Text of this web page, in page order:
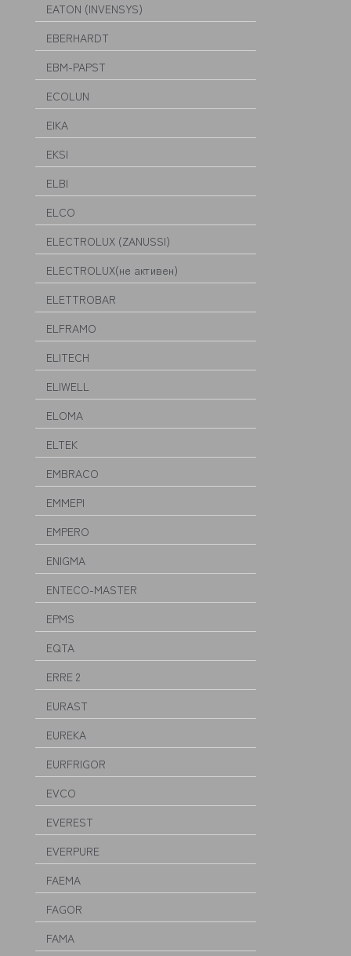
EATON (INVENSYS)
EBERHARDT
EBM-PAPST
ECOLUN
EIKA
EKSI
ELBI
ELCO
ELECTROLUX (ZANUSSI)
ELECTROLUX(не активен)
ELETTROBAR
ELFRAMO
ELITECH
ELIWELL
ELOMA
ELTEK
EMBRACO
EMMEPI
EMPERO
ENIGMA
ENTECO-MASTER
EPMS
EQTA
ERRE 2
EURAST
EUREKA
EURFRIGOR
EVCO
EVEREST
EVERPURE
FAEMA
FAGOR
FAMA